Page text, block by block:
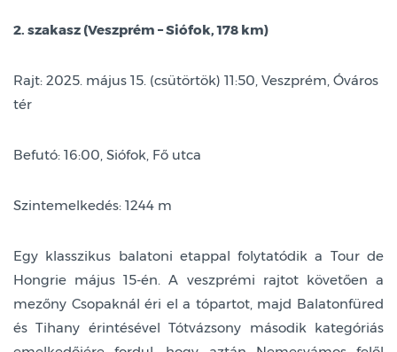
2. szakasz (Veszprém – Siófok, 178 km)
Rajt: 2025. május 15. (csütörtök) 11:50, Veszprém, Óváros
tér
Befutó: 16:00, Siófok, Fő utca
Szintemelkedés: 1244 m
Egy klasszikus balatoni etappal folytatódik a Tour de
Hongrie május 15-én. A veszprémi rajtot követően a
mezőny Csopaknál éri el a tópartot, majd Balatonfüred
és Tihany érintésével Tótvázsony második kategóriás